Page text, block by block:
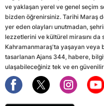
ve yaklaşan yerel ve genel seçim
bizden öğrenirsiniz. Tarihi Maraş
yer eden olayları unutmadan,
lezzetlerini ve kültürel mirasını da
Kahramanmaraş'ta yaşayan veya
tasarlanan Ajans 344, habere,
ulaşabileceğiniz tek ve en